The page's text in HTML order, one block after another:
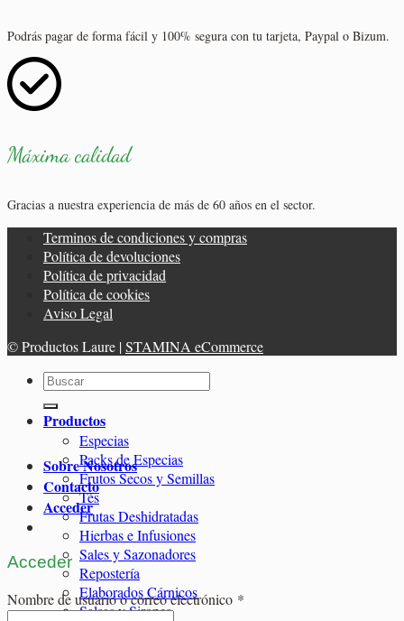
Podrás pagar de forma fácil y 100% segura con tu tarjeta, Paypal o Bizum.
Máxima calidad
Gracias a nuestra experiencia de más de 60 años en el sector.
Terminos de condiciones y compras
Política de devoluciones
Política de privacidad
Política de cookies
Aviso Legal
© Productos Laure |STAMINA eCommerce
Buscar
por:
Productos
Especias
Packs de Especias
Frutos Secos y Semillas
Tés
Frutas Deshidratadas
Hierbas e Infusiones
Sales y Sazonadores
Repostería
Elaborados Cárnicos
Salsas y Siropes
Sobre Nosotros
Contacto
Acceder
Acceder
Nombre de usuario o correo electrónico *